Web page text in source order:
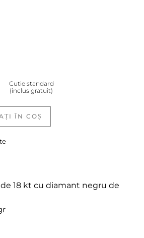
Cutie standard
(inclus gratuit)
ÎN COȘ
de 18 kt cu diamant negru de